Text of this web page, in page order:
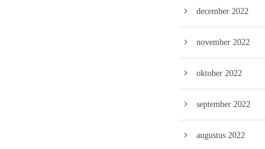
december 2022
november 2022
oktober 2022
september 2022
augustus 2022